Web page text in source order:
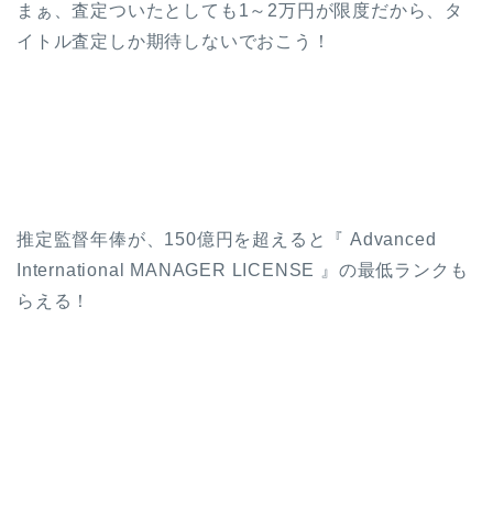
まぁ、査定ついたとしても1～2万円が限度だから、タ
イトル査定しか期待しないでおこう！
推定監督年俸が、150億円を超えると『 Advanced
International MANAGER LICENSE 』の最低ランクも
らえる！